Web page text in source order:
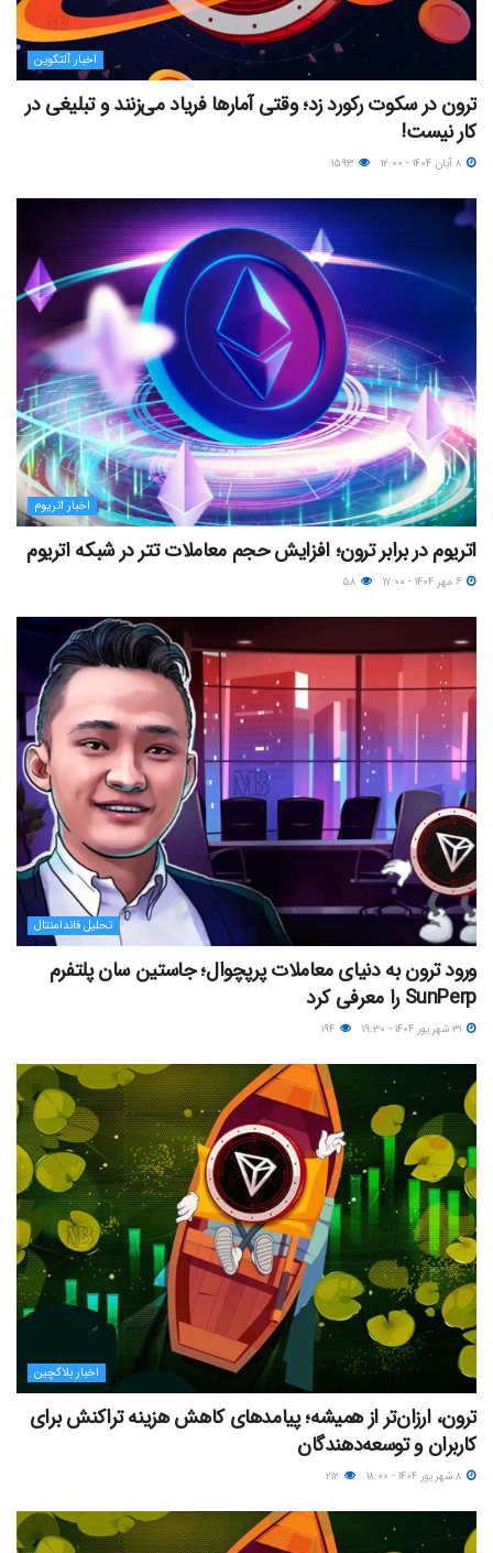
اخبار آلتکوین
ترون در سکوت رکورد زد؛ وقتی آمارها فریاد می‌زنند و تبلیغی در
کار نیست!
اخبار اتریوم
اتریوم در برابر ترون؛ افزایش حجم معاملات تتر در شبکه اتریوم
تحلیل فاندامنتال
ورود ترون به دنیای معاملات پرپچوال؛ جاستین سان پلتفرم
SunPerp را معرفی کرد
اخبار بلاکچین
ترون، ارزان‌تر از همیشه؛ پیامدهای کاهش هزینه تراکنش برای
کاربران و توسعه‌دهندگان